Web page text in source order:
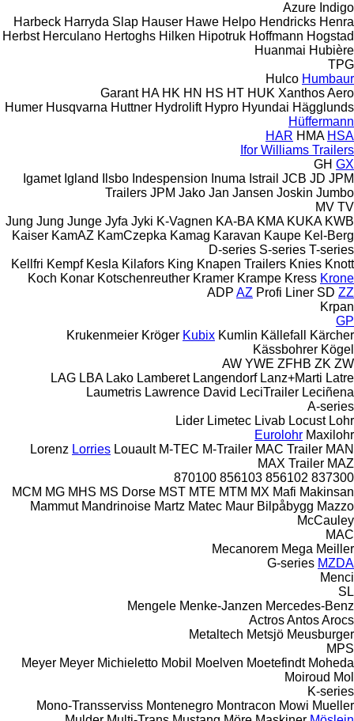
Azure Indigo
Harbeck Harryda Slap Hauser Hawe Helpo Hendricks Henra
Herbst Herculano Hertoghs Hilken Hipotruk Hoffmann Hogstad
Huanmai Hubière
TPG
Hulco Humbaur
Garant HA HK HN HS HT HUK Xanthos Aero
Humer Husqvarna Huttner Hydrolift Hypro Hyundai Hägglunds
Hüffermann
HAR HMA HSA
Ifor Williams Trailers
GH GX
Igamet Igland Ilsbo Indespension Inuma Istrail JCB JD JPM
Trailers JPM Jako Jan Jansen Joskin Jumbo
MV TV
Jung Jung Junge Jyfa Jyki K-Vagnen KA-BA KMA KUKA KWB
Kaiser KamAZ KamCzepka Kamag Karavan Kaupe Kel-Berg
D-series S-series T-series
Kellfri Kempf Kesla Kilafors King Knapen Trailers Knies Knott
Koch Konar Kotschenreuther Kramer Krampe Kress Krone
ADP AZ Profi Liner SD ZZ
Krpan
GP
Krukenmeier Kröger Kubix Kumlin Källefall
Kärcher
Kässbohrer Kögel
AW YWE ZFHB ZK ZW
LAG LBA Lako Lamberet Langendorf Lanz+Marti Latre
Laumetris Lawrence David LeciTrailer Leciñena
A-series
Lider Limetec Livab Locust Lohr
Eurolohr Maxilohr
Lorenz Lorries Louault M-TEC M-Trailer MAC Trailer MAN
MAX Trailer MAZ
837300
856102
856103
870100
MCM MG MHS MS Dorse MST MTE MTM MX Mafi Makinsan
Mammut Mandrinoise Martz Matec Maur Bilpåbygg Mazzo
McCauley
MAC
Mecanorem Mega Meiller
G-series MZDA
Menci
SL
Mengele Menke-Janzen Mercedes-Benz
ActrosAntosArocs
Metaltech Metsjö Meusburger
MPS
Meyer Meyer Michieletto Mobil Moelven Moetefindt Moheda
Moiroud Mol
K-series
Mono-Transserviss Montenegro Montracon Mowi Mueller